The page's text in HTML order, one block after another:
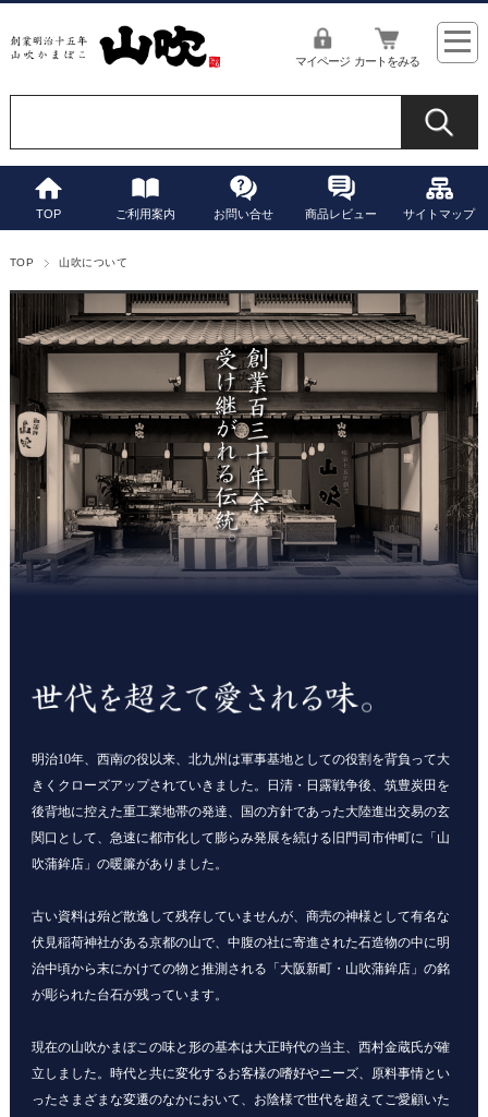
マイページ カートをみる
TOP ご利用案内 お問い合せ 商品レビュー サイトマップ
TOP 山吹について
明治10年、西南の役以来、北九州は軍事基地としての役割を背負って大
きくクローズアップされていきました。日清・日露戦争後、筑豊炭田を
後背地に控えた重工業地帯の発達、国の方針であった大陸進出交易の玄
関口として、急速に都市化して膨らみ発展を続ける旧門司市仲町に「山
吹蒲鉾店」の暖簾がありました。
古い資料は殆ど散逸して残存していませんが、商売の神様として有名な
伏見稲荷神社がある京都の山で、中腹の社に寄進された石造物の中に明
治中頃から末にかけての物と推測される「大阪新町・山吹蒲鉾店」の銘
が彫られた台石が残っています。
現在の山吹かまぼこの味と形の基本は大正時代の当主、西村金蔵氏が確
立しました。時代と共に変化するお客様の嗜好やニーズ、原料事情とい
ったさまざまな変遷のなかにおいて、お陰様で世代を超えてご愛顧いた